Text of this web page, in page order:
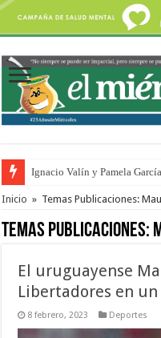
Ignacio Valín y Pamela
Traigo el litoral en mi
Inicio » Temas Publicaciones:
Temas Publicaciones:
El uruguayense
Libertadores en
8 febrero, 2023 Deportes